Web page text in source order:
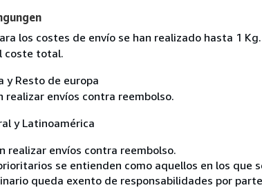
los costes de envío se han realizado hasta 1
coste total.
y Resto de europa
realizar envíos contra reembolso.
y Latinoamérica
realizar envíos contra reembolso.
se entienden como aquellos en los que
queda exento de responsabilidades por